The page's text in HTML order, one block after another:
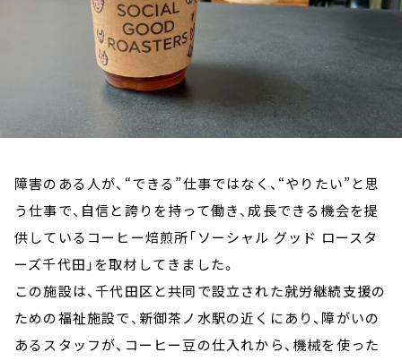
障害のある人が、“できる”仕事ではなく、“やりたい”と思
う仕事で、自信と誇りを持って働き、成長できる機会を提
供しているコーヒー焙煎所「ソーシャル グッド ロースタ
ーズ千代田」を取材してきました。
この施設は、千代田区と共同で設立された就労継続支援の
ための福祉施設で、新御茶ノ水駅の近くにあり、障がいの
あるスタッフが、コーヒー豆の仕入れから、機械を使った